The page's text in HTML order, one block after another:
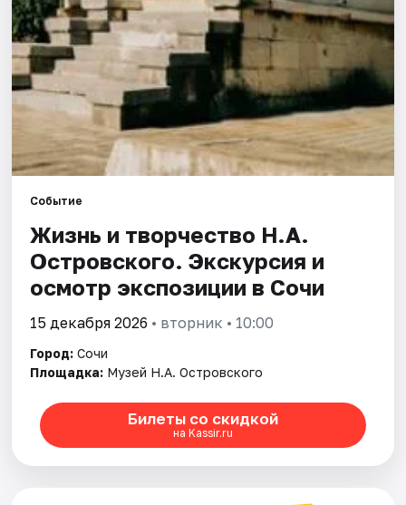
Рейтинги
Событие
Жизнь и творчество Н.А.
Островского. Экскурсия и
осмотр экспозиции в Сочи
15 декабря 2026 • вторник • 10:00
Город: Сочи
Площадка: Музей Н.А. Островского
Билеты со скидкой
на Kassir.ru